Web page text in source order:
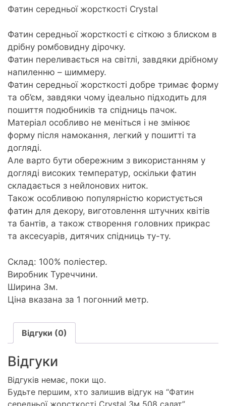
3м
508
кількість
Фатин середньої жорсткості Crystal
Фатин середньої жорсткості є сіткою з блиском в
дрібну ромбовидну дірочку.
Фатин переливається на світлі, завдяки дрібному
напиленню – шиммеру.
Фатин середньої жорсткості добре тримає форму
та об’єм, завдяки чому ідеально підходить для
пошиття подюбників та спідниць пачок.
Матеріал особливо не меніться і не змінює
форму після намокання, легкий у пошитті та
догляді.
Але варто бути обережним з використанням у
догляді високих температур, оскільки фатин
складається з нейлонових ниток.
Також особливою популярністю користується
фатин для декору, виготовлення штучних квітів
та бантів, а також створення головних прикрас
та аксесуарів, дитячих спідниць ту-ту.
Склад: 100% поліестер.
Виробник Туреччини.
Ширина 3м.
Ціна вказана за 1 погонний метр.
Відгуки (0)
Відгуки
Відгуків немає, поки що.
Будьте першим, хто залишив відгук на “Фатин
середньої жорсткості Crystal 3м 508 салат”